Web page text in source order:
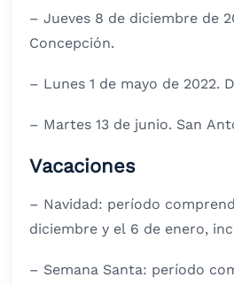
– Jueves 8 de diciembre de
Concepción.
– Lunes 1 de mayo de 2022.
– Martes 13 de junio. San
Vacaciones
– Navidad: período
diciembre y el 6 de enero,
– Semana Santa: período